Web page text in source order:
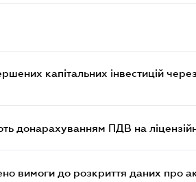
капітальних інвестицій через
донарахуванням ПДВ на
вимоги до розкриття даних про